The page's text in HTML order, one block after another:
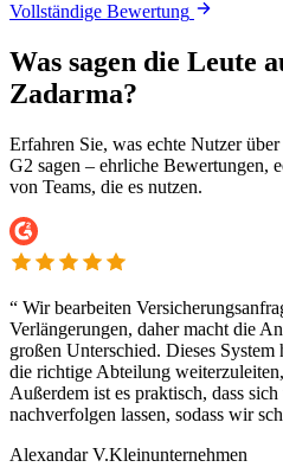
Vollständige Bewertung
Was sagen die Leute
Zadarma?
Erfahren Sie, was echte Nutzer
G2 sagen – ehrliche Bewertungen,
von Teams, die es nutzen.
“ Wir bearbeiten
Verlängerungen, daher macht die
großen Unterschied. Dieses
die richtige Abteilung
Außerdem ist es praktisch, dass
nachverfolgen lassen, sodass wir
Alexandar V.Kleinunternehmen